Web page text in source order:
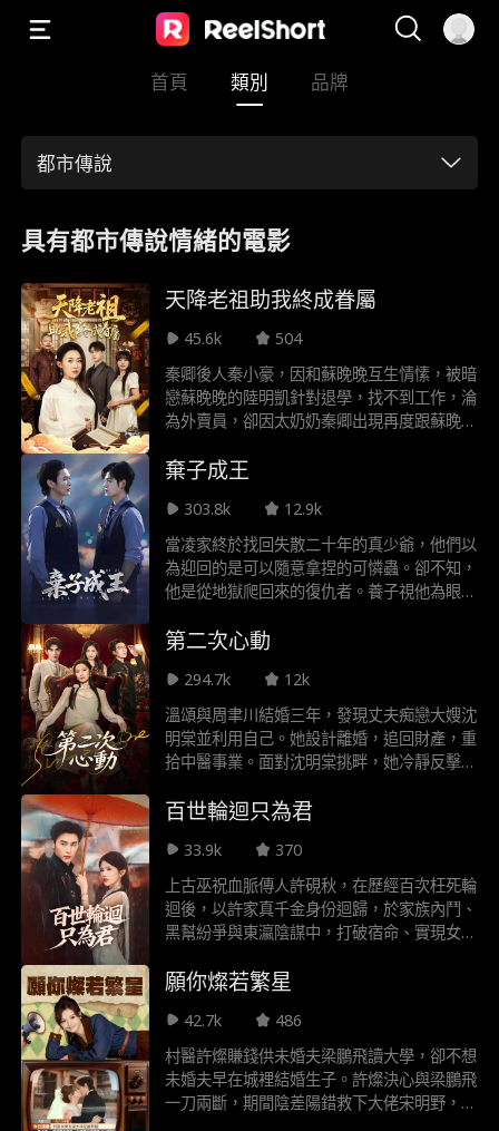
首頁 類別 品牌
都市傳說
具有都市傳說情緒的電影
天降老祖助我終成眷屬
45.6k
504
秦卿後人秦小豪，因和蘇晚晚互生情愫，被暗
戀蘇晚晚的陸明凱針對退學，找不到工作，淪
為外賣員，卻因太奶奶秦卿出現再度跟蘇晚晚
致死。秦卿見自己培養的三大養子都身居高
為大夏國世家豪門洗牌，並把心地善良的秦小
豪推向高位，最終秦小豪和蘇晚晚有情人終成
眷屬
棄子成王
303.8k
12.9k
當凌家終於找回失散二十年的真少爺，他們以
為迎回的是可以隨意拿捏的可憐蟲。卻不知，
他是從地獄爬回來的復仇者。養子視他為眼中
他冷笑以對，暗中布局--“我的東西，我會親
國。
第二次心動
294.7k
12k
溫頌與周聿川結婚三年，發現丈夫痴戀大嫂沈
明棠並利用自己。她設計離婚，追回財產，重
拾中醫事業。面對沈明棠挑畔，她冷靜反擊令
偷換藥劑陰謀，使其伏法。周聿川得知當年救
的心結——他因深愛而曾逃離。最終二人閃
婚，溫頌研發的抗癌藥新生成功，事業崛起，
迎來璀璨新生。周聿川人財兩空，徹底落敗。
百世輪迴只為君
33.9k
370
上古巫祝血脈傳人許硯秋，在歷經百次枉死輪
迴後，以許家真千金身份迴歸，於家族內鬥、
黑幫紛爭與東瀛陰謀中，打破宿命、實現女性
許硯秋初歸許家，便因自帶的封建時代規矩感
面對假千金許思蘅與弟弟許言琛的排擠，她破
掉 “香爐咒” 獲祖父初步信任，還因幫派火拼
與玄武盟少幫主白靳梟意外邂逅，為其卜卦預
警，二人緣分自此開啟。 白老夫人壽宴風波
願你燦若繁星
42.7k
486
村醫許燦賺錢供未婚夫梁鵬飛讀大學，卻不想
未婚夫早在城裡結婚生子。許燦決心與梁鵬飛
一刀兩斷，期間陰差陽錯救下大佬宋明野，宋